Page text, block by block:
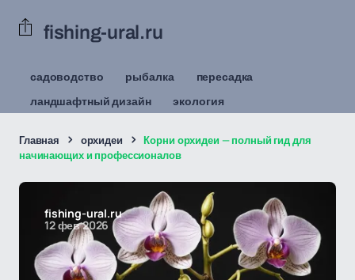
fishing-ural.ru
садоводство рыбалка
пересадка
ландшафтный дизайн
экология
Главная орхидеи
Корни орхидеи — полный гид для
начинающих и профессионалов
fishing-ural.ru
12 фев 2026